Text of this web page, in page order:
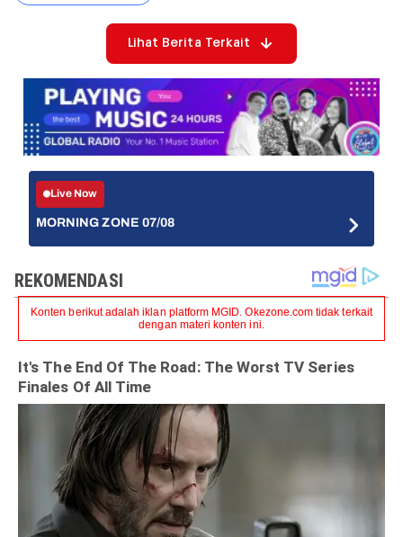
Lihat Berita Terkait
Live Now
MORNING ZONE 07/08